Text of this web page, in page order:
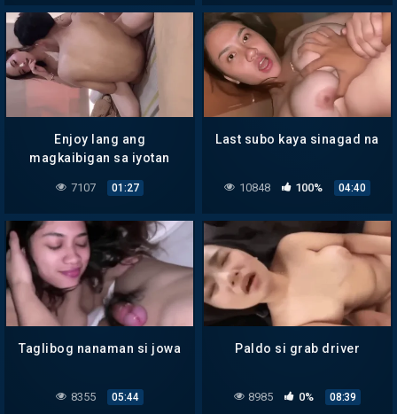
Enjoy lang ang
magkaibigan sa iyotan
7107 01:27
Last subo kaya sinagad na
10848 100% 04:40
Taglibog nanaman si jowa
8355 05:44
Paldo si grab driver
8985 0% 08:39